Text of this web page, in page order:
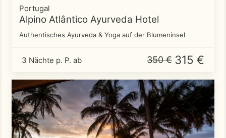
Portugal
Alpino Atlântico Ayurveda Hotel
Authentisches Ayurveda & Yoga auf der Blumeninsel
3 Nächte p. P. ab 350 € 315 €